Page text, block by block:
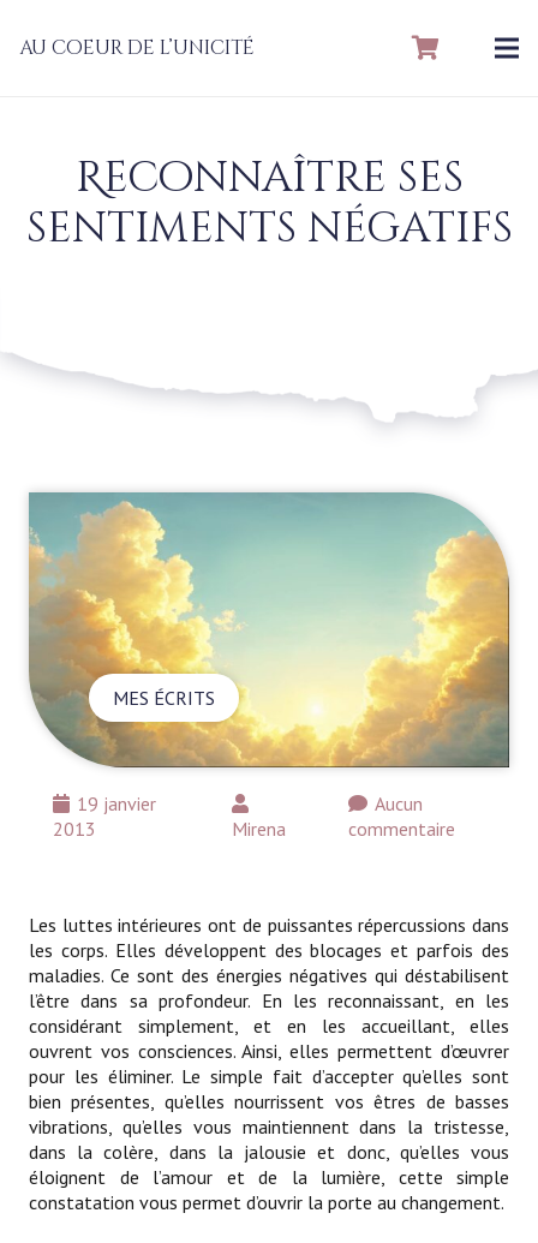
au coeur de l’unicité
Reconnaître ses
sentiments négatifs
19 janvier
2013
Mirena
Aucun
commentaire
MES ÉCRITS
Les luttes intérieures ont de puissantes répercussions dans
les corps. Elles développent des blocages et parfois des
maladies. Ce sont des énergies négatives qui déstabilisent
l’être dans sa profondeur. En les reconnaissant, en les
considérant simplement, et en les accueillant, elles
ouvrent vos consciences. Ainsi, elles permettent d’œuvrer
pour les éliminer. Le simple fait d’accepter qu’elles sont
bien présentes, qu’elles nourrissent vos êtres de basses
vibrations, qu’elles vous maintiennent dans la tristesse,
dans la colère, dans la jalousie et donc, qu’elles vous
éloignent de l’amour et de la lumière, cette simple
constatation vous permet d’ouvrir la porte au changement.